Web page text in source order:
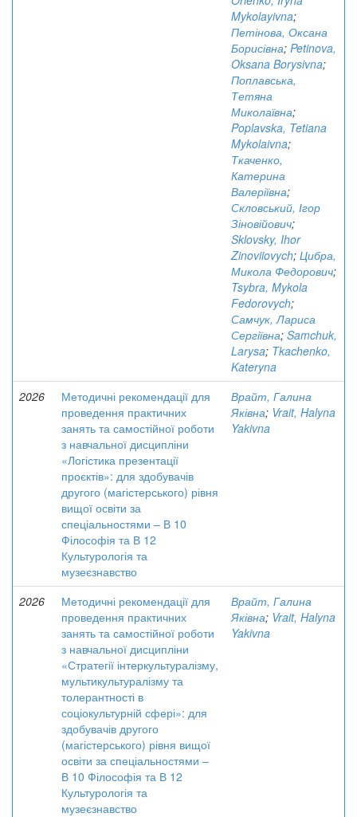
Mykolayivna;
Петінова, Оксана
Борисівна; Petinova,
Oksana Borysivna;
Поплавська,
Тетяна
Миколаївна;
Poplavska, Tetiana
Mykolaivna;
Ткаченко,
Катерина
Валеріївна;
Скловський, Ігор
Зіновійович;
Sklovsky, Ihor
Zinoviiovych; Цибра,
Микола Федорович;
Tsybra, Mykola
Fedorovych;
Самчук, Лариса
Сергіївна; Samchuk,
Larysa; Tkachenko,
Kateryna
2026
Методичні рекомендації для
проведення практичних
занять та самостійної роботи
з навчальної дисципліни
«Логістика презентації
проєктів»: для здобувачів
другого (магістерського) рівня
вищої освіти за
спеціальностями – В 10
Філософія та В 12
Культурологія та
музеєзнавство
Врайт, Галина
Яківна; Vrait, Halyna
Yakivna
2026
Методичні рекомендації для
проведення практичних
занять та самостійної роботи
з навчальної дисципліни
«Стратегії інтеркультуралізму,
мультикультуралізму та
толерантності в
соціокультурній сфері»: для
здобувачів другого
(магістерського) рівня вищої
освіти за спеціальностями –
В 10 Філософія та В 12
Культурологія та
музеєзнавство
Врайт, Галина
Яківна; Vrait, Halyna
Yakivna